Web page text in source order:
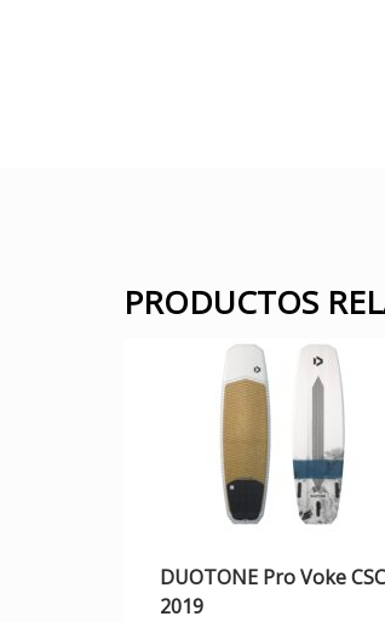
PRODUCTOS
DUOTONE Pro Voke CSC
2019